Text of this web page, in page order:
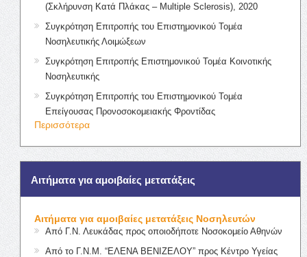
(Σκλήρυνση Κατά Πλάκας – Multiple Sclerosis), 2020
Συγκρότηση Επιτροπής του Επιστημονικού Τομέα
Νοσηλευτικής Λοιμώξεων
Συγκρότηση Επιτροπής Επιστημονικού Τομέα Κοινοτικής
Νοσηλευτικής
Συγκρότηση Επιτροπής του Επιστημονικού Τομέα
Επείγουσας Προνοσοκομειακής Φροντίδας
Περισσότερα
Αιτήματα για αμοιβαίες μετατάξεις
Αιτήματα για αμοιβαίες μετατάξεις Νοσηλευτών
Από Γ.Ν. Λευκάδας προς οποιοδήποτε Νοσοκομείο Αθηνών
Από το Γ.Ν.Μ. “ΕΛΕΝΑ ΒΕΝΙΖΕΛΟΥ” προς Κέντρο Υγείας